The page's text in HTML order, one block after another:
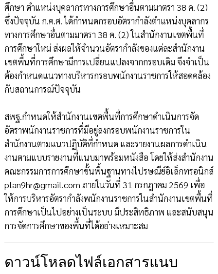
ศึกษา ตำแหน่งบุคลากรทางการศึกษาอื่นตามมาตรา 38 ค. (2)
ซึ่งปัจจุบัน ก.ค.ศ. ได้กำหนดกรอบอัตรากำลังตำแหน่งบุคลากร
ทางการศึกษาอื่นตามมาตรา 38 ค. (2) ในสำนักงานเขตพื้นที่
การศึกษาใหม่ ส่งผลให้จำนวนอัตรากำลังของแต่ละสำนักงาน
เขตพื้นที่การศึกษามีการเปลี่ยนแปลงจากกรอบเดิม จึงจำเป็น
ต้องกำหนดแนวทางบริหารกรอบพนักงานราชการให้สอดคล้อง
กับสถานการณ์ปัจจุบัน
สพฐ.กำหนดให้สำนักงานเขตพื้นที่การศึกษาดำเนินการจัด
อัตราพนักงานราชการที่มีอยู่ลงกรอบพนักงานราชการใน
สำนักงานตามแนวปฏิบัติที่กำหนด และรายงานผลการดำเนิน
งานตามแบบรายงานที่แนบมาพร้อมหนังสือ โดยให้ส่งสำนักงาน
คณะกรรมการการศึกษาขั้นพื้นฐานทางไปรษณีย์อิเล็กทรอนิกส์
plan9hr@gmail.com ภายในวันที่ 31 กรกฎาคม 2569 เพื่อ
ให้การบริหารอัตรากำลังพนักงานราชการในสำนักงานเขตพื้นที่
การศึกษาเป็นไปอย่างเป็นระบบ มีประสิทธิภาพ และสนับสนุน
การจัดการศึกษาของพื้นที่ได้อย่างเหมาะสม
ดาวน์โหลดไฟล์เอกสารแนบ